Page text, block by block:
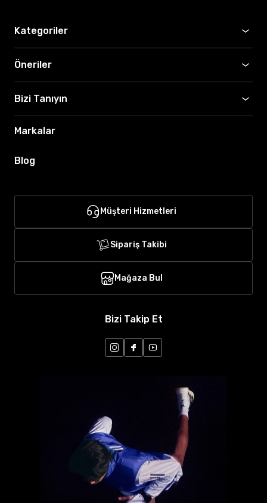
Kategoriler
Öneriler
Bizi Tanıyın
Markalar
Blog
Müşteri Hizmetleri
Sipariş Takibi
Mağaza Bul
Bizi Takip Et